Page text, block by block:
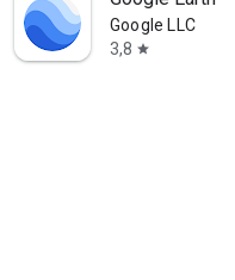
Google LLC
3,8 star